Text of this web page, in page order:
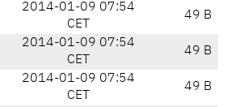
2014-01-09 07:54
CET
49 B
2014-01-09 07:54
CET
49 B
2014-01-09 07:54
CET
49 B